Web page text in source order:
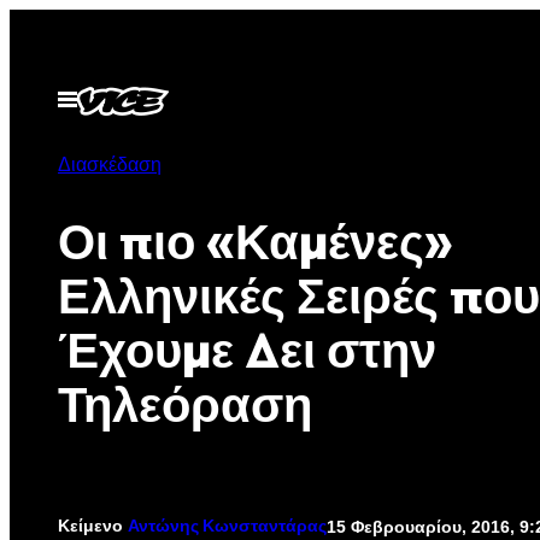
περιεχόμενο
Ανοίξτε
το
Διασκέδαση
Οι πιο «Καμένες»
Ελληνικές Σειρές που
Έχουμε Δει στην
Τηλεόραση
Κείμενο Αντώνης Κωνσταντάρας15 Φεβρουαρίου, 2016,